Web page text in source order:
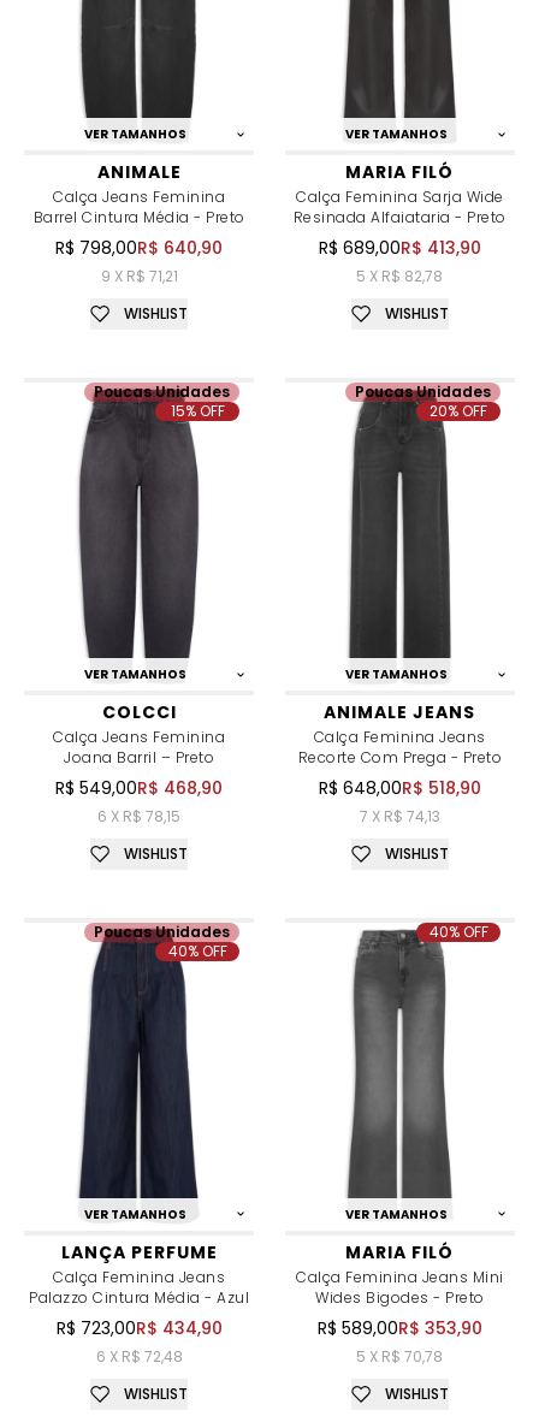
VER TAMANHOS
ANIMALE
Calça Jeans Feminina
Barrel Cintura Média - Preto
R$ 798,00R$ 640,90
9 X R$ 71,21
WISHLIST
VER TAMANHOS
MARIA FILÓ
Calça Feminina Sarja Wide
Resinada Alfaiataria - Preto
R$ 689,00R$ 413,90
5 X R$ 82,78
WISHLIST
VER TAMANHOS
COLCCI
Calça Jeans Feminina
Joana Barril – Preto
R$ 549,00R$ 468,90
6 X R$ 78,15
Poucas Unidades
15% OFF
WISHLIST
VER TAMANHOS
ANIMALE JEANS
Calça Feminina Jeans
Recorte Com Prega - Preto
R$ 648,00R$ 518,90
7 X R$ 74,13
Poucas Unidades
20% OFF
WISHLIST
VER TAMANHOS
LANÇA PERFUME
Calça Feminina Jeans
Palazzo Cintura Média - Azul
R$ 723,00R$ 434,90
6 X R$ 72,48
Poucas Unidades
40% OFF
WISHLIST
VER TAMANHOS
MARIA FILÓ
Calça Feminina Jeans Mini
Wides Bigodes - Preto
R$ 589,00R$ 353,90
5 X R$ 70,78
40% OFF
WISHLIST